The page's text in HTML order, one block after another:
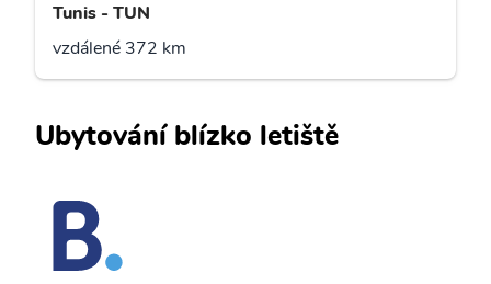
Tunis - TUN
vzdálené 372 km
Ubytování blízko letiště